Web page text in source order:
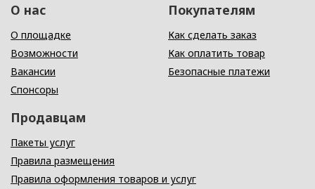
О нас
О площадке
Возможности
Вакансии
Спонсоры
Покупателям
Как сделать заказ
Как оплатить товар
Безопасные платежи
Продавцам
Пакеты услуг
Правила размещения
Правила оформления товаров и услуг